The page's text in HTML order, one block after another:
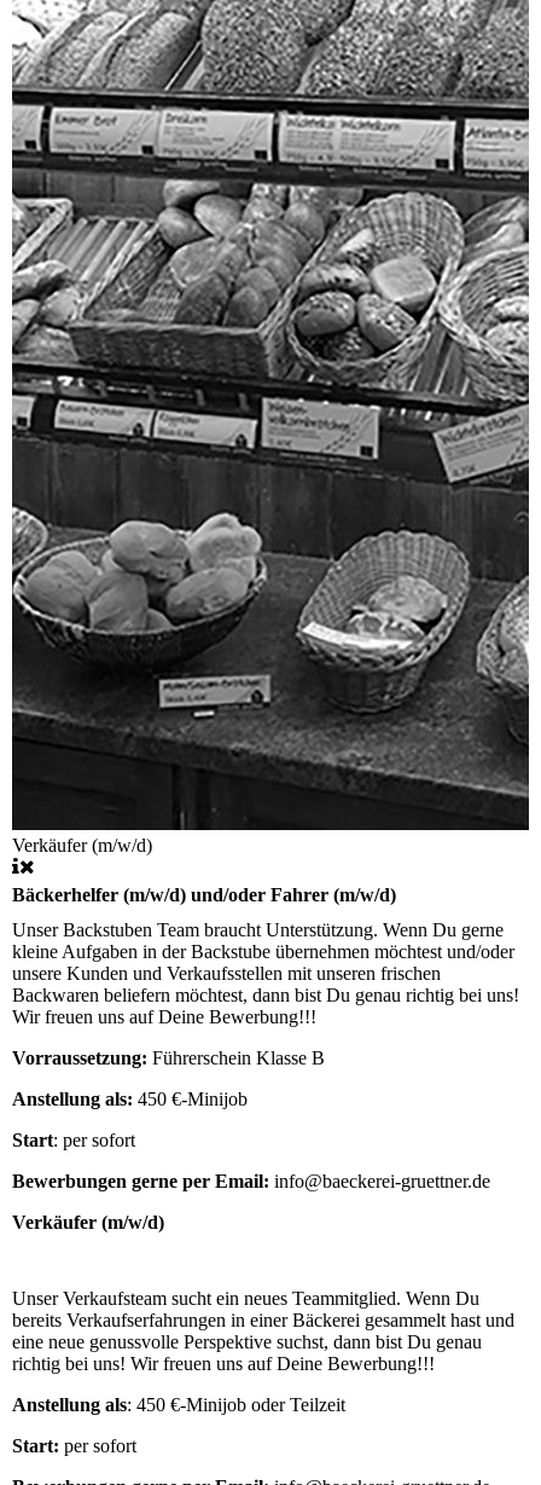
Verkäufer (m/w/d)
Bäckerhelfer (m/w/d) und/oder Fahrer (m/w/d)
Unser Backstuben Team braucht Unterstützung. Wenn Du gerne
kleine Aufgaben in der Backstube übernehmen möchtest und/oder
unsere Kunden und Verkaufsstellen mit unseren frischen
Backwaren beliefern möchtest, dann bist Du genau richtig bei uns!
Wir freuen uns auf Deine Bewerbung!!!
Vorraussetzung: Führerschein Klasse B
Anstellung als: 450 €-Minijob
Start: per sofort
Bewerbungen gerne per Email: info@baeckerei-gruettner.de
Verkäufer (m/w/d)
Unser Verkaufsteam sucht ein neues Teammitglied. Wenn Du
bereits Verkaufserfahrungen in einer Bäckerei gesammelt hast und
eine neue genussvolle Perspektive suchst, dann bist Du genau
richtig bei uns! Wir freuen uns auf Deine Bewerbung!!!
Anstellung als: 450 €-Minijob oder Teilzeit
Start: per sofort